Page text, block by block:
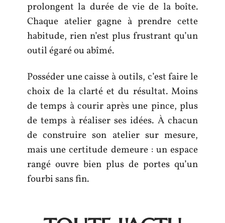
prolongent la durée de vie de la boîte.
Chaque atelier gagne à prendre cette
habitude, rien n’est plus frustrant qu’un
outil égaré ou abîmé.
Posséder une caisse à outils, c’est faire le
choix de la clarté et du résultat. Moins
de temps à courir après une pince, plus
de temps à réaliser ses idées. À chacun
de construire son atelier sur mesure,
mais une certitude demeure : un espace
rangé ouvre bien plus de portes qu’un
fourbi sans fin.